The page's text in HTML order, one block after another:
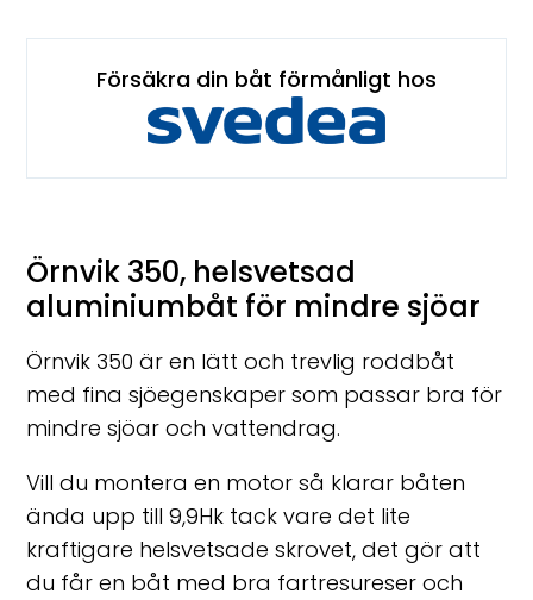
Försäkra din båt förmånligt hos
Örnvik 350, helsvetsad
aluminiumbåt för mindre sjöar
Örnvik 350 är en lätt och trevlig roddbåt
med fina sjöegenskaper som passar bra för
mindre sjöar och vattendrag.
Vill du montera en motor så klarar båten
ända upp till 9,9Hk tack vare det lite
kraftigare helsvetsade skrovet, det gör att
du får en båt med bra fartresureser och